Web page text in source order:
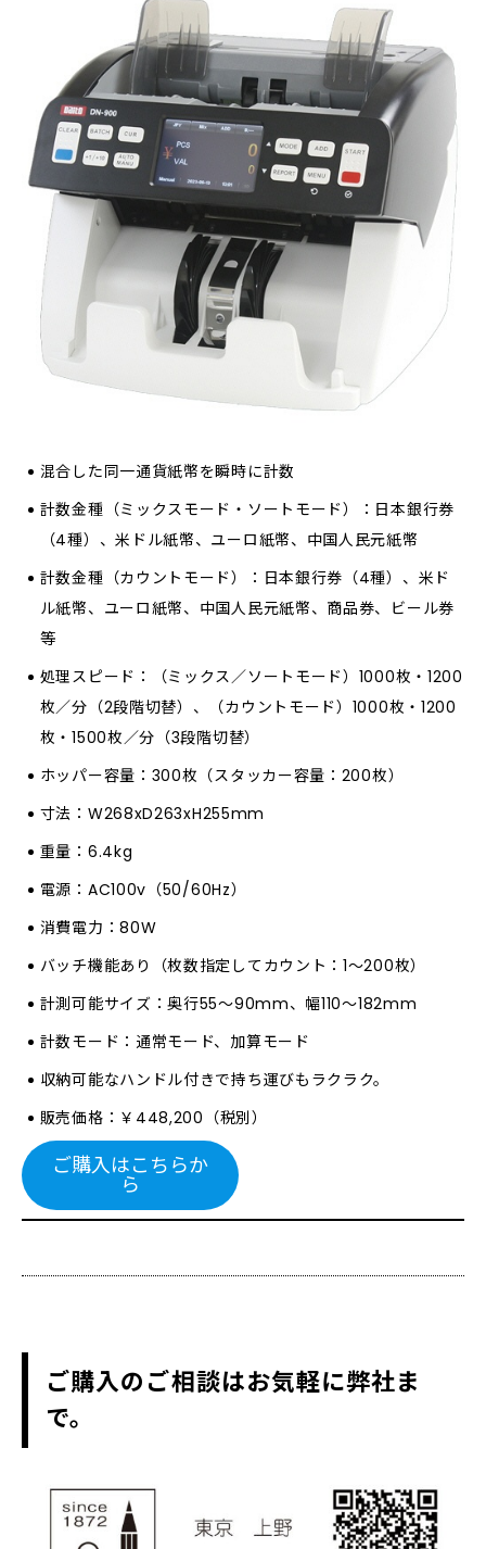
混合した同一通貨紙幣を瞬時に計数
計数金種（ミックスモード・ソートモード）：日本銀行券
（4種）、米ドル紙幣、ユーロ紙幣、中国人民元紙幣
計数金種（カウントモード）：日本銀行券（4種）、米ド
ル紙幣、ユーロ紙幣、中国人民元紙幣、商品券、ビール券
等
処理スピード：（ミックス／ソートモード）1000枚・1200
枚／分（2段階切替）、（カウントモード）1000枚・1200
枚・1500枚／分（3段階切替）
ホッパー容量：300枚（スタッカー容量：200枚）
寸法：W268xD263xH255mm
重量：6.4kg
電源：AC100v（50/60Hz）
消費電力：80W
バッチ機能あり（枚数指定してカウント：1～200枚）
計測可能サイズ：奥行55～90mm、幅110～182mm
計数モード：通常モード、加算モード
収納可能なハンドル付きで持ち運びもラクラク。
販売価格：￥448,200（税別）
ご購入はこちらか
ら
ご購入のご相談はお気軽に弊社ま
で。